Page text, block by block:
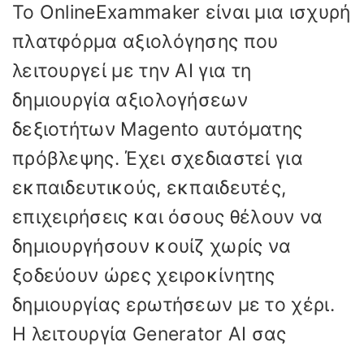
Το OnlineExammaker είναι μια ισχυρή
πλατφόρμα αξιολόγησης που
λειτουργεί με την ΑΙ για τη
δημιουργία αξιολογήσεων
δεξιοτήτων Magento αυτόματης
πρόβλεψης. Έχει σχεδιαστεί για
εκπαιδευτικούς, εκπαιδευτές,
επιχειρήσεις και όσους θέλουν να
δημιουργήσουν κουίζ χωρίς να
ξοδεύουν ώρες χειροκίνητης
δημιουργίας ερωτήσεων με το χέρι.
Η λειτουργία Generator AI σας